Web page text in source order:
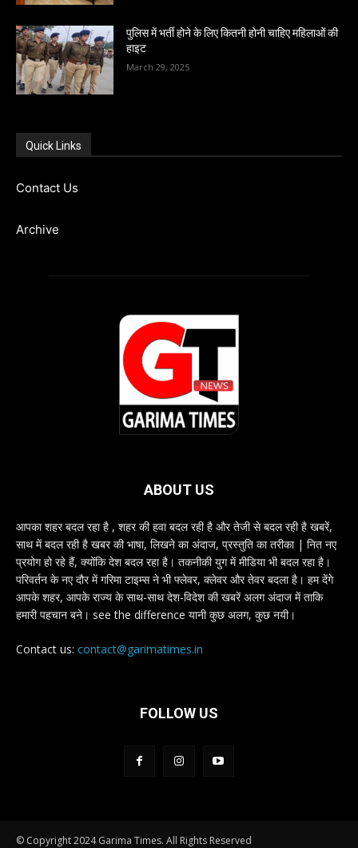
पुलिस में भर्ती होने के लिए कितनी होनी चाहिए महिलाओं की
हाइट
March 29, 2025
Quick Links
Contact Us
Archive
ABOUT US
आपका शहर बदल रहा है , शहर की हवा बदल रही है और तेजी से बदल रही है खबरें,
साथ में बदल रही है खबर की भाषा, लिखने का अंदाज, प्रस्तुति का तरीका | नित नए
प्रयोग हो रहे हैं, क्योंकि देश बदल रहा है। तकनीकी युग में मीडिया भी बदल रहा है।
परिवर्तन के नए दौर में गरिमा टाइम्स ने भी फ्लेवर, क्लेवर और तेवर बदला है। हम देंगे
आपके शहर, आपके राज्य के साथ-साथ देश-विदेश की खबरें अलग अंदाज में ताकि
हमारी पहचान बने। see the difference यानी कुछ अलग, कुछ नयी।
Contact us: contact@garimatimes.in
FOLLOW US
© Copyright 2024 Garima Times. All Rights Reserved